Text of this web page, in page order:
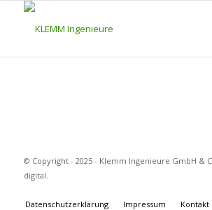
© Copyright - 2025 - Klemm Ingenieure GmbH &
digital.
Datenschutzerklärung Impressum Kontakt